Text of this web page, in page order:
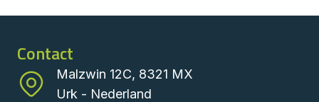
Contact
Malzwin 12C, 8321 MX
Urk - Nederland